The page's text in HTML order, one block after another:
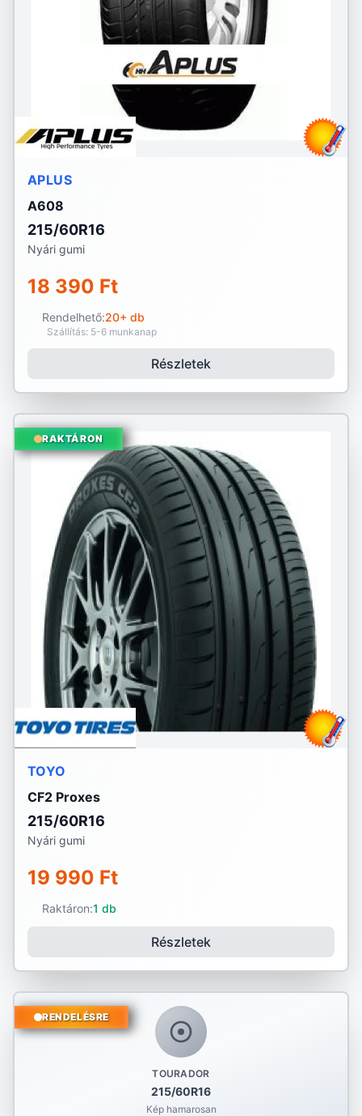
APLUS
A608
215/60R16
Nyári gumi
18 390 Ft
Rendelhető:20+ db
Szállítás: 5-6 munkanap
Részletek
RAKTÁRON
TOYO
CF2 Proxes
215/60R16
Nyári gumi
19 990 Ft
Raktáron:1 db
Részletek
TOURADOR
215/60R16
Kép hamarosan
RENDELÉSRE